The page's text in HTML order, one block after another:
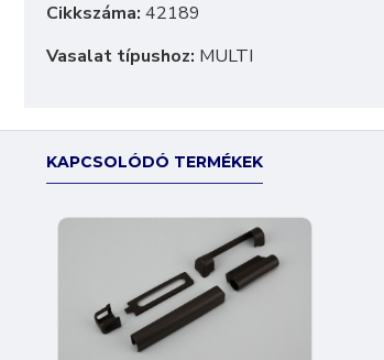
Cikkszáma: 42189
Vasalat típushoz: MULTI
KAPCSOLÓDÓ TERMÉKEK